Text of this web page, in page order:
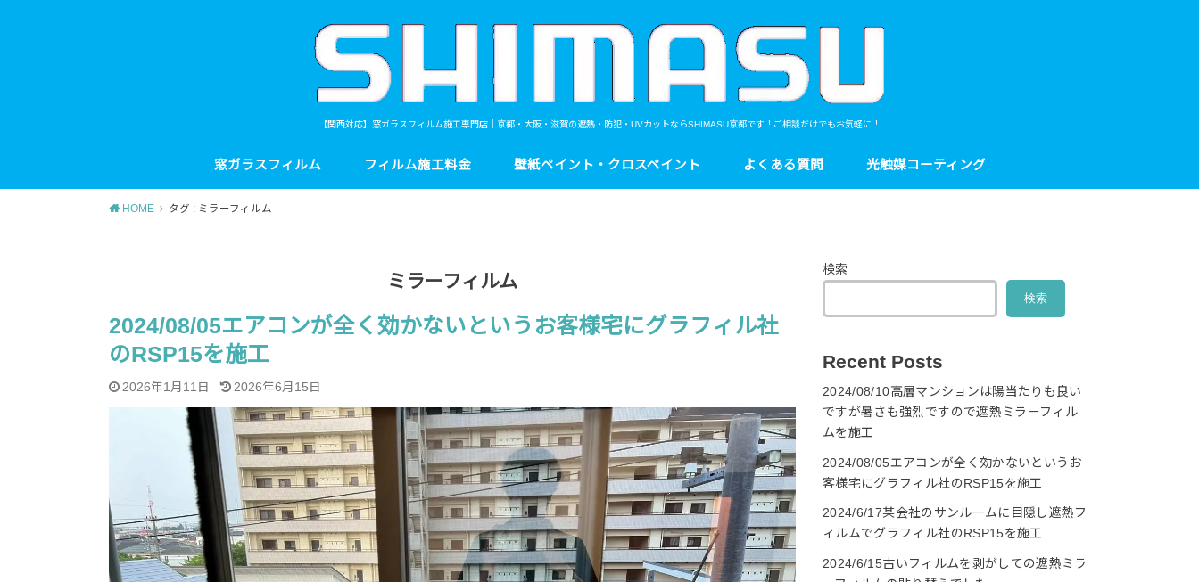
【関西対応】窓ガラスフィルム施工専門店｜京都・大阪・滋賀の遮熱・防犯・UVカットならSHIMASU京都です！ご相談だけでもお気軽に！
窓ガラスフィルム フィルム施工料金 壁紙ペイント・クロスペイント よくある質問 光触媒コーティング
HOME タグ : ミラーフィルム
ミラーフィルム
2024/08/05エアコンが全く効かないというお客様宅にグラフィル社
のRSP15を施工
2026年1月11日 2026年6月15日
検索
検索
Recent Posts
2024/08/10高層マンションは陽当たりも良い
ですが暑さも強烈ですので遮熱ミラーフィル
ムを施工
2024/08/05エアコンが全く効かないというお
客様宅にグラフィル社のRSP15を施工
2024/6/17某会社のサンルームに目隠し遮熱フ
ィルムでグラフィル社のRSP15を施工
2024/6/15古いフィルムを剥がしての遮熱ミラ